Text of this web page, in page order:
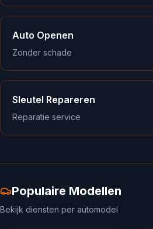
Auto Openen
Zonder schade
Sleutel Repareren
Reparatie service
Populaire Modellen
Bekijk diensten per automodel